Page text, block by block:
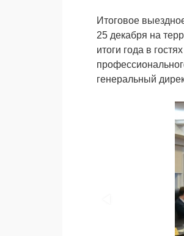
Итоговое
25 декабря на
итоги года в
генеральный